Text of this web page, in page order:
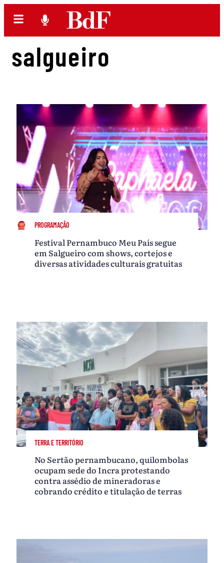
salgueiro
PROGRAMAÇÃO
Festival Pernambuco Meu País segue
em Salgueiro com shows, cortejos e
diversas atividades culturais gratuitas
TERRA E TERRITÓRIO
No Sertão pernambucano, quilombolas
ocupam sede do Incra protestando
contra assédio de mineradoras e
cobrando crédito e titulação de terras